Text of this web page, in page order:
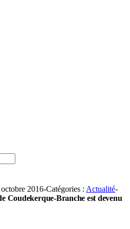
2016-Catégories : Actualité-
Coudekerque-Branche est devenu